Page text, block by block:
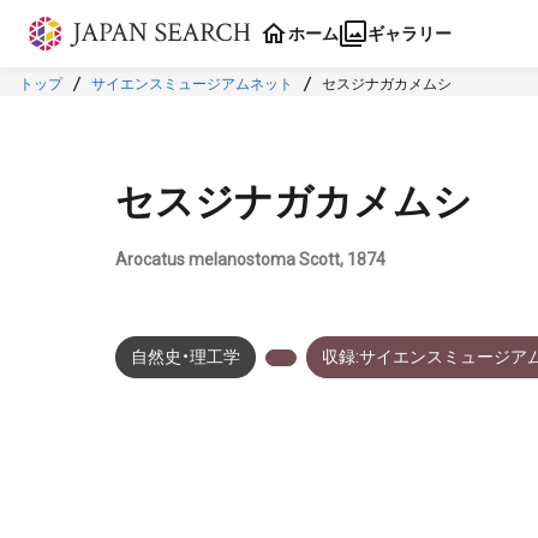
本文に飛ぶ
ホーム ギャラリー
トップ サイエンスミュージアムネット セスジナガカメムシ
セスジナガカメムシ
Arocatus melanostoma Scott, 1874
自然史・理工学 収録:サイエンスミュージア